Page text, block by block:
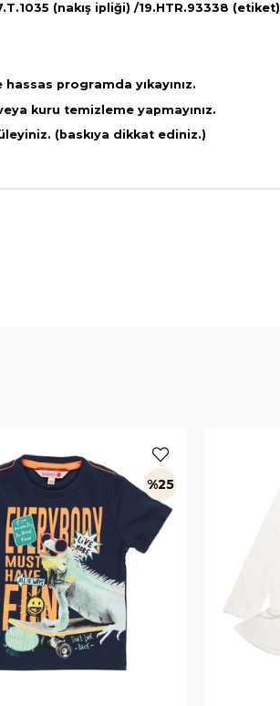
(nakış ipliği) /19.HTR.93338 (etiket)
programda yıkayınız.
kuru temizleme yapmayınız.
(baskıya dikkat ediniz.)
%25